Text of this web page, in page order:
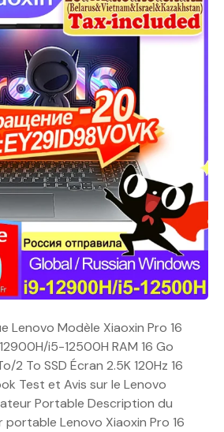
Lenovo Modèle Xiaoxin Pro 16
i5-12500H RAM 16 Go
2 To SSD Écran 2.5K 120Hz 16
Test et Avis sur le Lenovo
Portable Description du
Lenovo Xiaoxin Pro 16